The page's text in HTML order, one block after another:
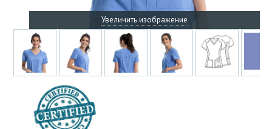
Увеличить изображение